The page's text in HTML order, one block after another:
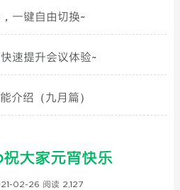
一键自由切换~
速提升会议体验~
介绍（九月篇）
大家元宵快乐
02-26 阅读 2,127